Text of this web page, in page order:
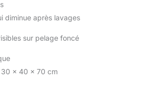
diminue après lavages
sur pelage foncé
30 x 40 x 70 cm